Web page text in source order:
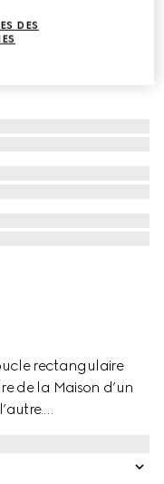
rectangulaire
de la Maison d’un
DES